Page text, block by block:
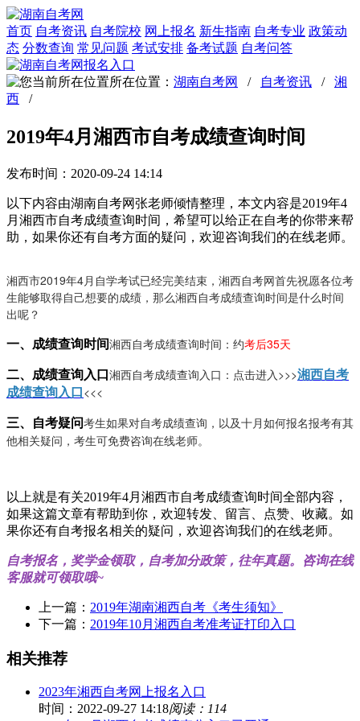
首页 自考资讯 自考院校 网上报名 新生指南 自考专业 政策动
态 分数查询 常见问题 考试安排 备考试题 自考问答
所在位置： 湖南自考网 / 自考资讯 / 湘
西 /
2019年4月湘西市自考成绩查询时间
发布时间：2020-09-24 14:14
以下内容由湖南自考网张老师倾情整理，本文内容是2019年4
月湘西市自考成绩查询时间，希望可以给正在自考的你带来帮
助，如果你还有自考方面的疑问，欢迎咨询我们的在线老师。
湘西市2019年4月自学考试已经完美结束，湘西自考网首先祝愿各位考
生能够取得自己想要的成绩，那么湘西自考成绩查询时间是什么时间
出呢？
一、成绩查询时间湘西自考成绩查询时间：约考后35天
二、成绩查询入口 湘西自考成绩查询入口：点击进入>>>湘西自考
成绩查询入口 <<<
三、自考疑问考生如果对自考成绩查询，以及十月如何报名报考有其
他相关疑问，考生可免费咨询在线老师。
以上就是有关2019年4月湘西市自考成绩查询时间全部内容，
如果这篇文章有帮助到你，欢迎转发、留言、点赞、收藏。如
果你还有自考报名相关的疑问，欢迎咨询我们的在线老师。
自考报名，奖学金领取，自考加分政策，往年真题。咨询在线
客服就可领取哦~
上一篇： 2019年湖南湘西自考《考生须知》
下一篇： 2019年10月湘西自考准考证打印入口
相关推荐
2023年湘西自考网上报名入口
时间：2022-09-27 14:18阅读：114